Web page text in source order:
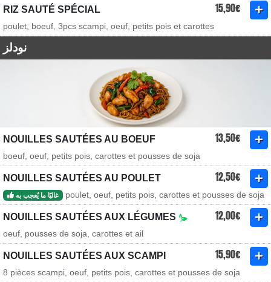
RIZ SAUTÉ SPÉCIAL 15,90€
poulet, boeuf, 3pcs scampi, oeuf, petits pois et carottes
نودلز
NOUILLES SAUTÉES AU BOEUF 13,50€
boeuf, oeuf, petits pois, carottes et pousses de soja
NOUILLES SAUTÉES AU POULET 12,50€
غالبًا ما يُعجب به poulet, oeuf, petits pois, carottes et pousses de soja
NOUILLES SAUTÉES AUX LÉGUMES 12,00€
oeuf, pousses de soja, carottes et ail
NOUILLES SAUTÉES AUX SCAMPI 15,90€
8 pièces scampi, oeuf, petits pois, carottes et pousses de soja